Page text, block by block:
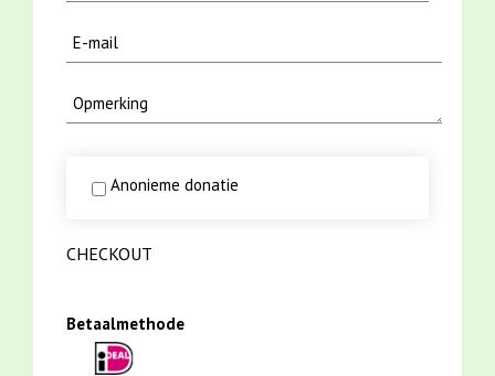
Anonieme donatie
CHECKOUT
Betaalmethode